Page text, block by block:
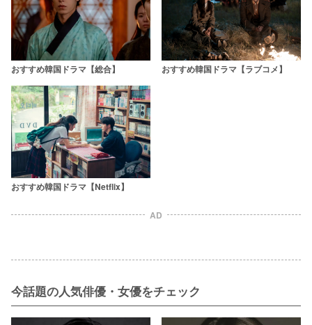
おすすめ韓国ドラマ【総合】 おすすめ韓国ドラマ【ラブコメ】
おすすめ韓国ドラマ【Netflix】
AD
今話題の人気俳優・女優をチェック